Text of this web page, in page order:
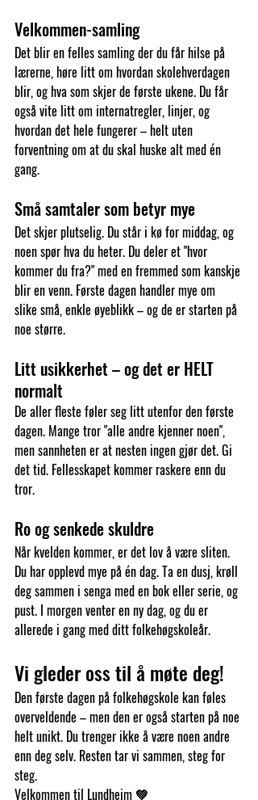
Velkommen-samling
Det blir en felles samling der du får hilse på
lærerne, høre litt om hvordan skolehverdagen
blir, og hva som skjer de første ukene. Du får
også vite litt om internatregler, linjer, og
hvordan det hele fungerer – helt uten
forventning om at du skal huske alt med én
gang.
Små samtaler som betyr mye
Det skjer plutselig. Du står i kø for middag, og
noen spør hva du heter. Du deler et "hvor
kommer du fra?" med en fremmed som kanskje
blir en venn. Første dagen handler mye om
slike små, enkle øyeblikk – og de er starten på
noe større.
Litt usikkerhet – og det er HELT
normalt
De aller fleste føler seg litt utenfor den første
dagen. Mange tror "alle andre kjenner noen",
men sannheten er at nesten ingen gjør det. Gi
det tid. Fellesskapet kommer raskere enn du
tror.
Ro og senkede skuldre
Når kvelden kommer, er det lov å være sliten.
Du har opplevd mye på én dag. Ta en dusj, krøll
deg sammen i senga med en bok eller serie, og
pust. I morgen venter en ny dag, og du er
allerede i gang med ditt folkehøgskoleår.
Vi gleder oss til å møte deg!
Den første dagen på folkehøgskole kan føles
overveldende – men den er også starten på noe
helt unikt. Du trenger ikke å være noen andre
enn deg selv. Resten tar vi sammen, steg for
steg.
Velkommen til Lundheim 💚